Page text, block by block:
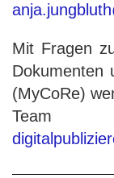
Mit Fragen
Dokumenten
(MyCoRe)
Team